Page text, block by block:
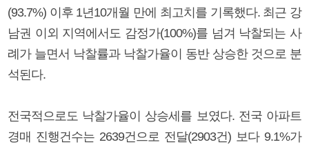
(93.7%) 이후 1년10개월 만에 최고치를 기록했다. 최근 강
남권 이외 지역에서도 감정가(100%)를 넘겨 낙찰되는 사
례가 늘면서 낙찰률과 낙찰가율이 동반 상승한 것으로 분
석된다.
전국적으로도 낙찰가율이 상승세를 보였다. 전국 아파트
경매 진행건수는 2639건으로 전달(2903건) 보다 9.1%가